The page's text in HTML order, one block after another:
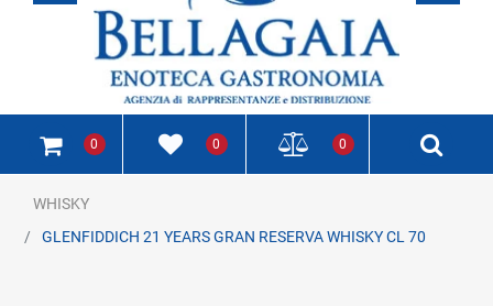
0 0 0
WHISKY
GLENFIDDICH 21 YEARS GRAN RESERVA WHISKY CL 70